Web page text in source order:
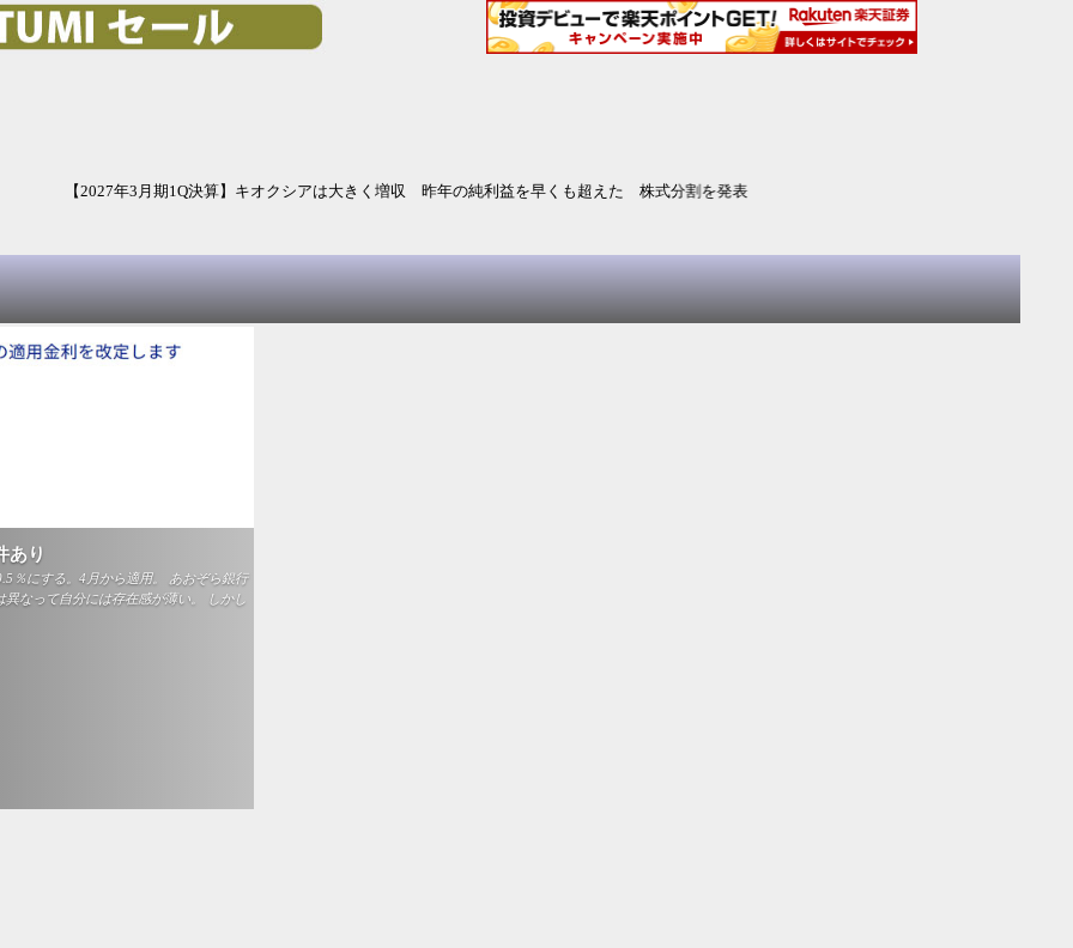
純利益を早くも超えた 株式分割を発表
あり
％にする。4月から適用。 あおぞら銀行
なって自分には存在感が薄い。 しかし